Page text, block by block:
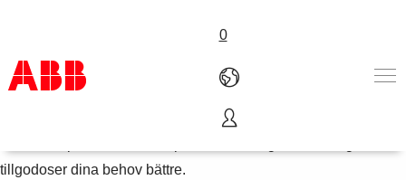
0
Produkter och tjänster
Industrier
Avancerade tjänster
tillgodoser dina behov bättre.